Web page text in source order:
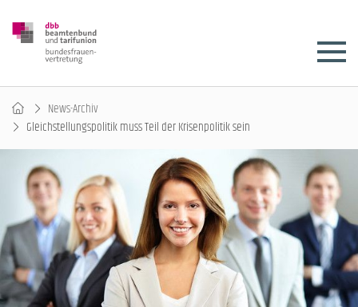
News-Archiv
Gleichstellungspolitik muss Teil der Krisenpolitik sein